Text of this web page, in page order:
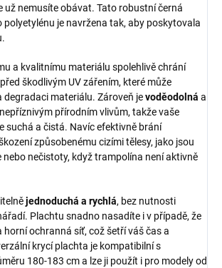
už nemusíte obávat. Tato robustní černá
polyetylénu je navržena tak, aby poskytovala
a kvalitnímu materiálu spolehlivě chrání
škodlivým UV zářením, které může
materiálu. Zároveň jevoděodolná a
přírodním vlivům, takže vaše
suchá a čistá. Navíc efektivně brání
způsobenému cizími tělesy, jako jsou
nebo nečistoty, když trampolína není aktivně
jednoduchá a rychlá, bez nutnosti
Plachtu snadno nasadíte i v případě, že
horní ochranná síť, což šetří váš čas a
krycí plachta je kompatibilní s
180-183 cm a lze ji použít i pro modely od